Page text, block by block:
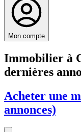
Mon compte
Immobilier à
dernières
Acheter une
annonces)